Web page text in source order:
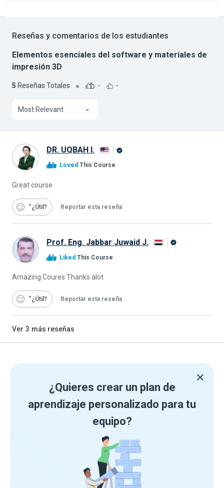
Reseñas y comentarios de los estudiantes
Elementos esenciales del software y materiales de
impresión 3D
5 Reseñas Totales - -
Most Relevant
DR. UQBAH I.
Loved This Course
Great course
“¿Útil Reportar esta reseña
Prof. Eng. Jabbar Juwaid J.
Liked This Course
Amazing Coures Thanks alot
“¿Útil Reportar esta reseña
Ver 3 más reseñas
¿Quieres crear un plan de
aprendizaje personalizado para tu
equipo?